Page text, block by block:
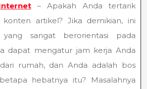
– Apakah Anda tertarik
konten artikel? Jika demikian, ini
sangat berorientasi pada
dapat mengatur jam kerja Anda
rumah, dan Anda adalah bos
hebatnya itu? Masalahnya